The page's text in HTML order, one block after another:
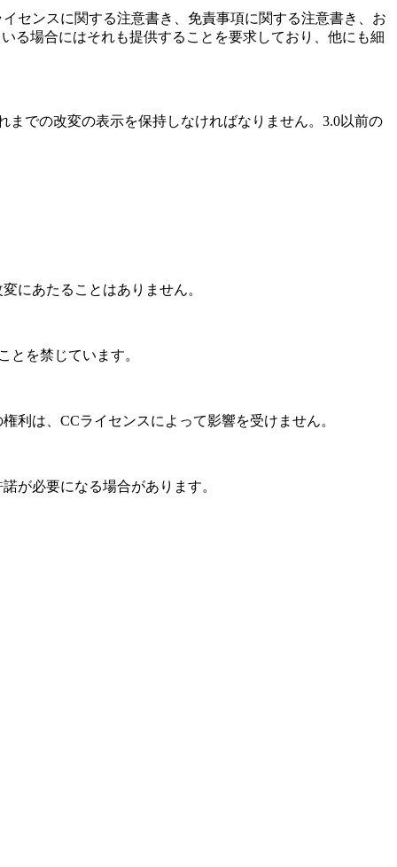
センスに関する注意書き、免責事項に関する注意書き、お
る場合にはそれも提供することを要求しており、他にも細
での改変の表示を保持しなければなりません。3.0以前の
にあたることはありません。
を禁じています。
利は、CCライセンスによって影響を受けません。
が必要になる場合があります。